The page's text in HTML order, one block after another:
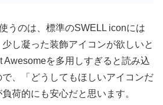
うのは、標準のSWELL iconには
し凝った装飾アイコンが欲しいと
Awesomeを多用しすぎると読み込
、「どうしてもほしいアイコンだ
荷的にも安心だと思います。